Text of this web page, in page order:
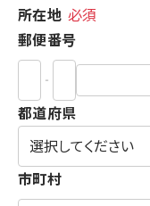
所在地 必須
郵便番号
‐
都道府県
市町村